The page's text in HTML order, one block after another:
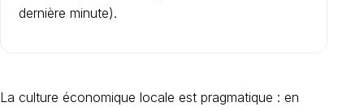
dernière minute).
La culture économique locale est pragmatique : en